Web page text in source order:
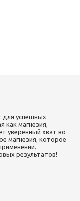
для успешных
как магнезия,
уверенный хват во
магнезия, которое
результатов!